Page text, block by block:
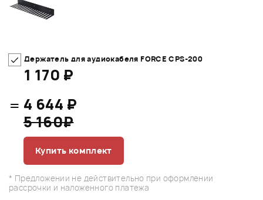
Держатель для аудиокабеля FORCE CPS-200
1 170 ₽
= 4 644 ₽
5 160₽
Купить комплект
* Предложении не действительно при оформлении
рассрочки и наложенного платежа